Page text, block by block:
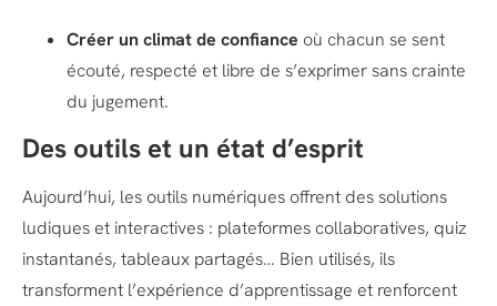
Créer un climat de confiance où chacun se sent
écouté, respecté et libre de s’exprimer sans crainte
du jugement.
Des outils et un état d’esprit
Aujourd’hui, les outils numériques offrent des solutions
ludiques et interactives : plateformes collaboratives, quiz
instantanés, tableaux partagés… Bien utilisés, ils
transforment l’expérience d’apprentissage et renforcent